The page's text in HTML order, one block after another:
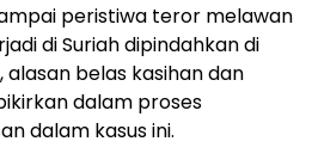
peristiwa teror melawan
di Suriah dipindahkan di
alasan belas kasihan dan
dalam proses
dalam kasus ini.